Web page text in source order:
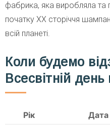
фабрика, яка виробляла
початку XX сторіччя
всій планеті.
Коли будемо
Всесвітній
Рік Дата